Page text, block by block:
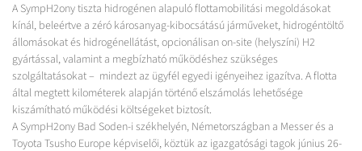
A SympH2ony tiszta hidrogénen alapuló flottamobilitási megoldásokat
kínál, beleértve a zéró károsanyag-kibocsátású járműveket, hidrogéntöltő
állomásokat és hidrogénellátást, opcionálisan on-site (helyszíni) H2
gyártással, valamint a megbízható működéshez szükséges
szolgáltatásokat – mindezt az ügyfél egyedi igényeihez igazítva. A flotta
által megtett kilométerek alapján történő elszámolás lehetősége
kiszámítható működési költségeket biztosít.
A SympH2ony Bad Soden-i székhelyén, Németországban a Messer és a
Toyota Tsusho Europe képviselői, köztük az igazgatósági tagok június 26-